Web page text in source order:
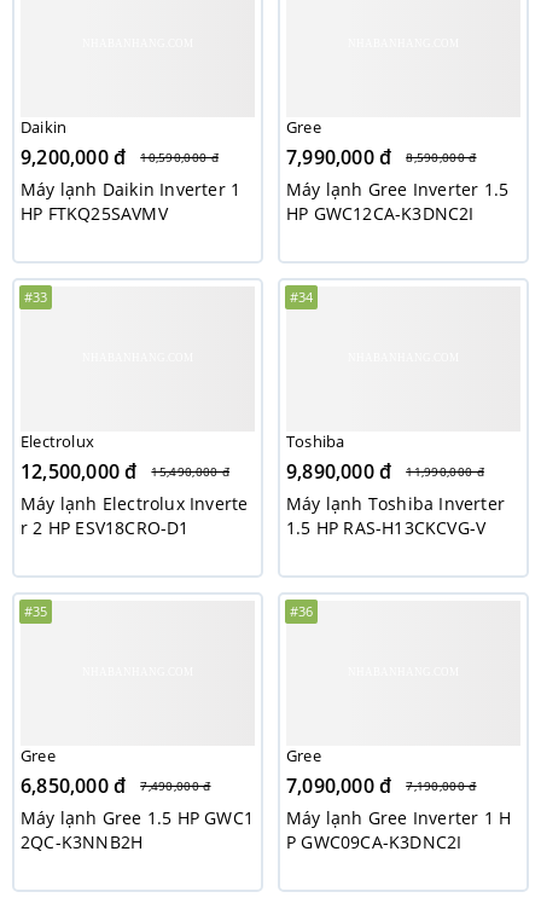
Daikin
9,200,000 đ 10,590,000 đ
Máy lạnh Daikin Inverter 1
HP FTKQ25SAVMV
Gree
7,990,000 đ 8,590,000 đ
Máy lạnh Gree Inverter 1.5
HP GWC12CA-K3DNC2I
#33
Electrolux
12,500,000 đ 15,490,000 đ
Máy lạnh Electrolux Inverte
r 2 HP ESV18CRO-D1
#34
Toshiba
9,890,000 đ 11,990,000 đ
Máy lạnh Toshiba Inverter
1.5 HP RAS-H13CKCVG-V
#35
Gree
6,850,000 đ 7,490,000 đ
Máy lạnh Gree 1.5 HP GWC1
2QC-K3NNB2H
#36
Gree
7,090,000 đ 7,190,000 đ
Máy lạnh Gree Inverter 1 H
P GWC09CA-K3DNC2I